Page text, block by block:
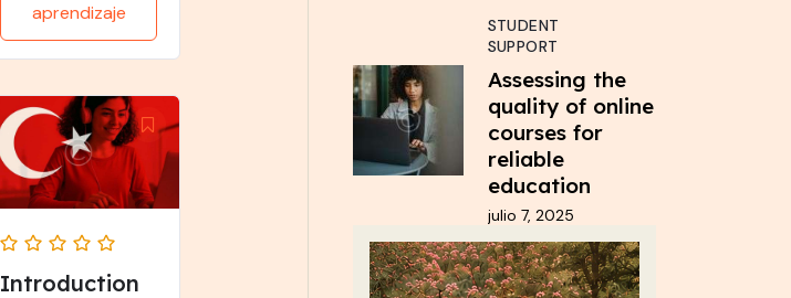
aprendizaje
Introduction
STUDENT
SUPPORT
Assessing the
quality of online
courses for
reliable
education
julio 7, 2025